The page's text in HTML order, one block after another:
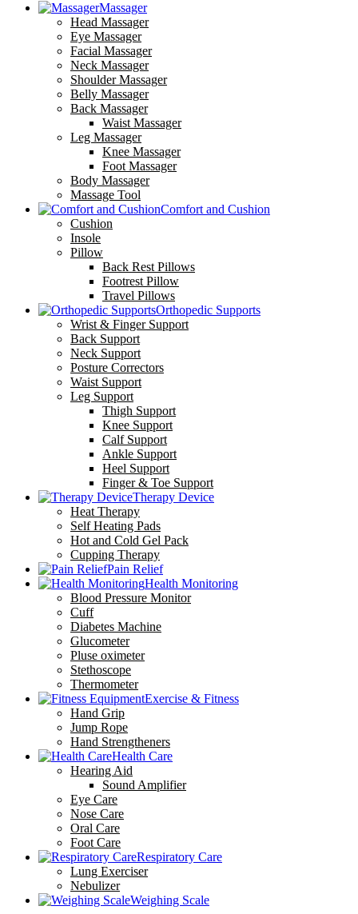
Massager
Head Massager
Eye Massager
Facial Massager
Neck Massager
Shoulder Massager
Belly Massager
Back Massager
Waist Massager
Leg Massager
Knee Massager
Foot Massager
Body Massager
Massage Tool
Comfort and Cushion
Cushion
Insole
Pillow
Back Rest Pillows
Footrest Pillow
Travel Pillows
Orthopedic Supports
Wrist & Finger Support
Back Support
Neck Support
Posture Correctors
Waist Support
Leg Support
Thigh Support
Knee Support
Calf Support
Ankle Support
Heel Support
Finger & Toe Support
Therapy Device
Heat Therapy
Self Heating Pads
Hot and Cold Gel Pack
Cupping Therapy
Pain Relief
Health Monitoring
Blood Pressure Monitor
Cuff
Diabetes Machine
Glucometer
Pluse oximeter
Stethoscope
Thermometer
Exercise & Fitness
Hand Grip
Jump Rope
Hand Strengtheners
Health Care
Hearing Aid
Sound Amplifier
Eye Care
Nose Care
Oral Care
Foot Care
Respiratory Care
Lung Exerciser
Nebulizer
Weighing Scale